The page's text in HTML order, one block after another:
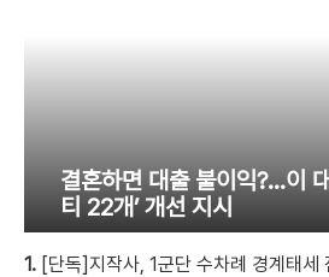
결혼하면 대출 불이익?…이
티 22개’ 개선 지시
1. [단독]지작사, 1군단 수차례 경계태세 점검